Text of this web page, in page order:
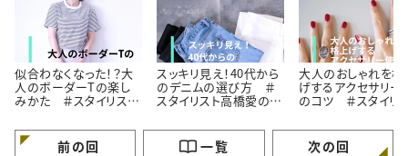
似合わなくなった！？大
人のボーダーTの楽し
みかた ＃スタイリスト
｜vol.1
スッキリ見え！40代から
のデニムの選び方 ＃
スタイリスト高橋愛の着
大人のおしゃれを格
げするアクセサリー
のコツ ＃スタイリ
｜vol.3
前の回 一覧 次の回